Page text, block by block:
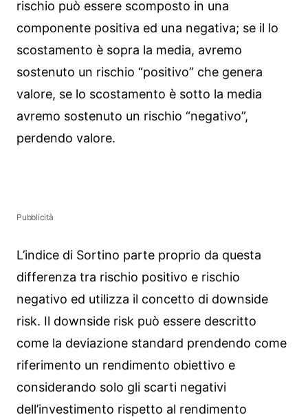
rischio può essere scomposto in una
componente positiva ed una negativa; se il lo
scostamento è sopra la media, avremo
sostenuto un rischio “positivo” che genera
valore, se lo scostamento è sotto la media
avremo sostenuto un rischio “negativo”,
perdendo valore.
Pubblicità
L’indice di Sortino parte proprio da questa
differenza tra rischio positivo e rischio
negativo ed utilizza il concetto di downside
risk. Il downside risk può essere descritto
come la deviazione standard prendendo come
riferimento un rendimento obiettivo e
considerando solo gli scarti negativi
dell’investimento rispetto al rendimento